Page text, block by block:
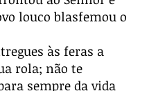
louco blasfemou o
às feras a
rola; não te
sempre da vida